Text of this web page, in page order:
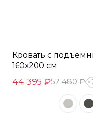
Кровать с
160х200 см
44 395 ₽57 480 ₽